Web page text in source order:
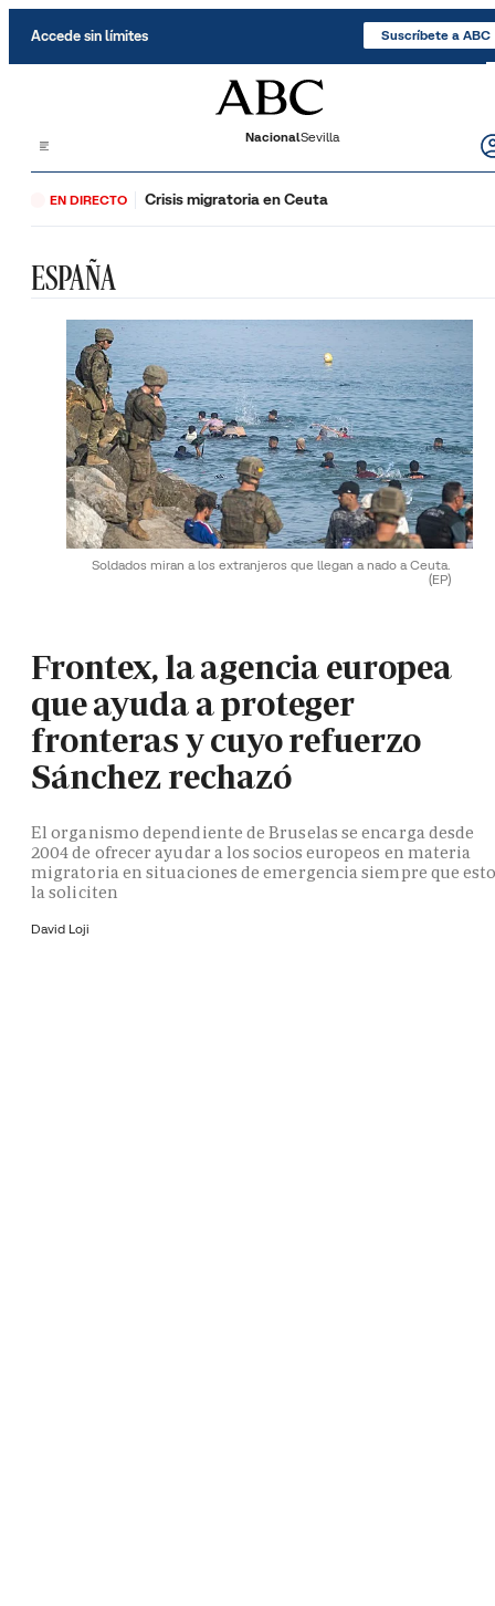
Accede sin límites Suscríbete a ABC
NacionalSevilla
EN DIRECTO Crisis migratoria en Ceuta
ESPAÑA
Soldados miran a los extranjeros que llegan a nado a Ceuta.
(EP)
Frontex, la agencia europea
que ayuda a proteger
fronteras y cuyo refuerzo
Sánchez rechazó
El organismo dependiente de Bruselas se encarga desde
2004 de ofrecer ayudar a los socios europeos en materia
migratoria en situaciones de emergencia siempre que
la soliciten
David Loji